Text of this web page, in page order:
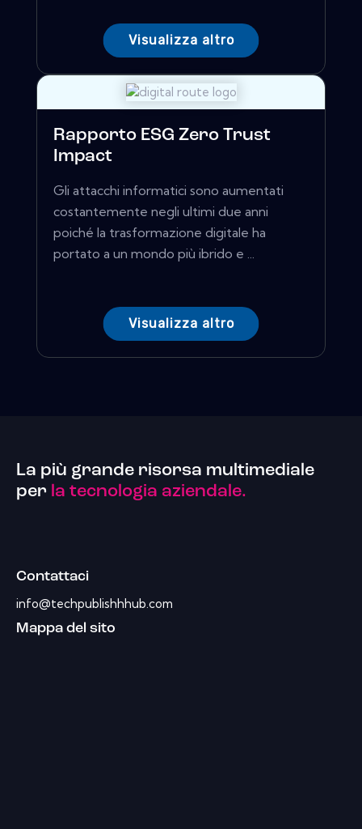
Visualizza altro
Rapporto ESG Zero Trust
Impact
Gli attacchi informatici sono aumentati
costantemente negli ultimi due anni
poiché la trasformazione digitale ha
portato a un mondo più ibrido e ...
Visualizza altro
La più grande risorsa multimediale
per la tecnologia aziendale.
Contattaci
info@techpublishhhub.com
Mappa del sito